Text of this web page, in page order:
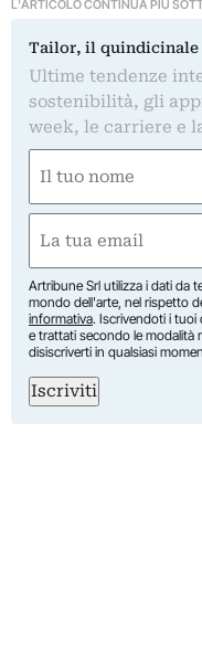
L'ARTICOLO CONTINUA PIÙ
Tailor, il quindicinale
Ultime tendenze
sostenibilità, gli
week, le carriere e
(Required)
First
(Required)
Artribune Srl utilizza i dati da
mondo dell'arte, nel rispetto
informativa. Iscrivendoti i tuoi
e trattati secondo le modalità
disiscriverti in qualsiasi
Iscriviti